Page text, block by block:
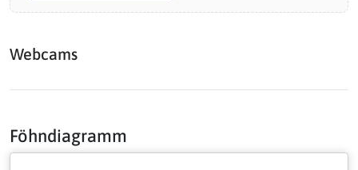
Webcams
Föhndiagramm